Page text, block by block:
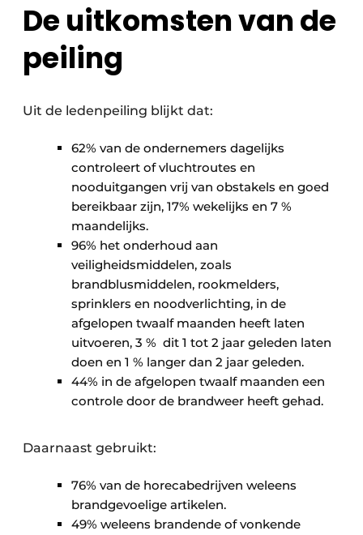
De uitkomsten van de
peiling
Uit de ledenpeiling blijkt dat:
62% van de ondernemers dagelijks
controleert of vluchtroutes en
nooduitgangen vrij van obstakels en goed
bereikbaar zijn, 17% wekelijks en 7 %
maandelijks.
96% het onderhoud aan
veiligheidsmiddelen, zoals
brandblusmiddelen, rookmelders,
sprinklers en noodverlichting, in de
afgelopen twaalf maanden heeft laten
uitvoeren, 3 % dit 1 tot 2 jaar geleden laten
doen en 1 % langer dan 2 jaar geleden.
44% in de afgelopen twaalf maanden een
controle door de brandweer heeft gehad.
Daarnaast gebruikt:
76% van de horecabedrijven weleens
brandgevoelige artikelen.
49% weleens brandende of vonkende